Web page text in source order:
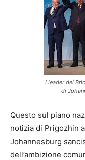
I leader dei
di
Questo sul piano
notizia di Prigozhin
Johannesburg
dell’ambizione